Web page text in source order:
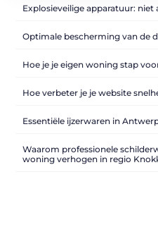
Explosieveilige apparatuur:
Optimale bescherming van de
Hoe je je eigen woning stap
Hoe verbeter je je website
Essentiële ijzerwaren in
Waarom professionele
woning verhogen in regio